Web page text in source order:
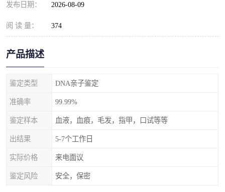
发布日期： 2026-08-09
阅 读 量： 374
产品描述
鉴定类型 DNA亲子鉴定
准确率 99.99%
鉴定样本 血液，血痕，毛发，指甲，口试等等
出结果 5-7个工作日
实际价格 来电面议
鉴定风险 安全，保密